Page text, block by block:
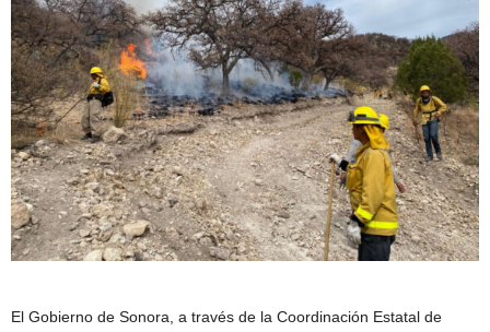
El Gobierno de Sonora, a través de la Coordinación Estatal de